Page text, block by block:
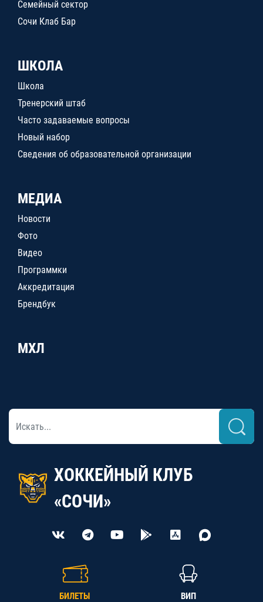
Семейный сектор
Сочи Клаб Бар
ШКОЛА
Школа
Тренерский штаб
Часто задаваемые вопросы
Новый набор
Сведения об образовательной организации
МЕДИА
Новости
Фото
Видео
Программки
Аккредитация
Брендбук
МХЛ
ХОККЕЙНЫЙ КЛУБ
«СОЧИ»
БИЛЕТЫ ВИП